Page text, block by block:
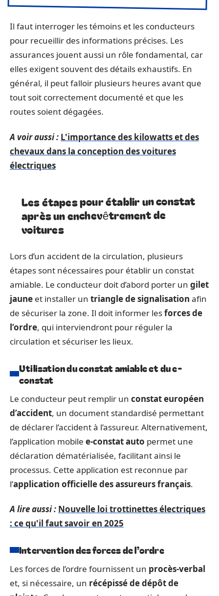
Il faut interroger les témoins et les conducteurs
pour recueillir des informations précises. Les
assurances jouent aussi un rôle fondamental, car
elles exigent souvent des détails exhaustifs. En
général, il peut falloir plusieurs heures avant que
tout soit correctement documenté et que les
routes soient dégagées.
A voir aussi : L'importance des kilowatts et des
chevaux dans la conception des voitures
électriques
Les étapes pour établir un constat
après un enchevêtrement de
voitures
Lors d’un accident de la circulation, plusieurs
étapes sont nécessaires pour établir un constat
amiable. Le conducteur doit d’abord porter un gilet
jaune et installer un triangle de signalisation afin
de sécuriser la zone. Il doit informer lesforces de
l’ordre, qui interviendront pour réguler la
circulation et sécuriser les lieux.
Utilisation du constat amiable et du e-
constat
Le conducteur peut remplir un constat européen
d’accident, un document standardisé permettant
de déclarer l’accident à l’assureur. Alternativement,
l’application mobile e-constat auto permet une
déclaration dématérialisée, facilitant ainsi le
processus. Cette application est reconnue par
l’application officielle des assureurs français.
A lire aussi : Nouvelle loi trottinettes électriques
: ce qu'il faut savoir en 2025
Intervention des forces de l’ordre
Les forces de l’ordre fournissent un procès-verbal
et, si nécessaire, un récépissé de dépôt de